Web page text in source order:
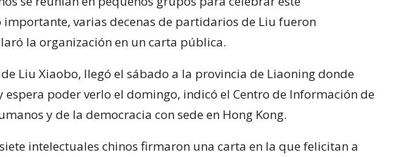
varias decenas de partidarios de Liu fueron
la organización en un carta pública.
de Liu Xiaobo, llegó el sábado a la provincia de Liaoning donde
espera poder verlo el domingo, indicó el Centro de Información de
y de la democracia con sede en Hong Kong.
intelectuales chinos firmaron una carta en la que felicitan a